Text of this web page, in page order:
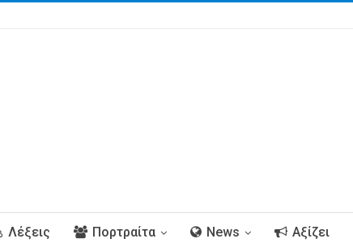
Λέξεις Πορτραίτα News Αξίζει